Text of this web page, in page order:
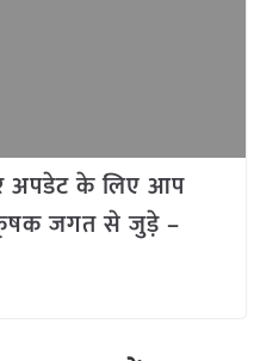
अपडेट के लिए आप
जगत से जुड़े –